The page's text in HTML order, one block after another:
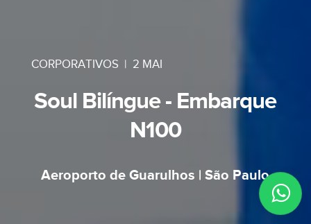
CORPORATIVOS | 2 MAI
Soul Bilíngue - Embarque
N100
Aeroporto de Guarulhos | São Paulo